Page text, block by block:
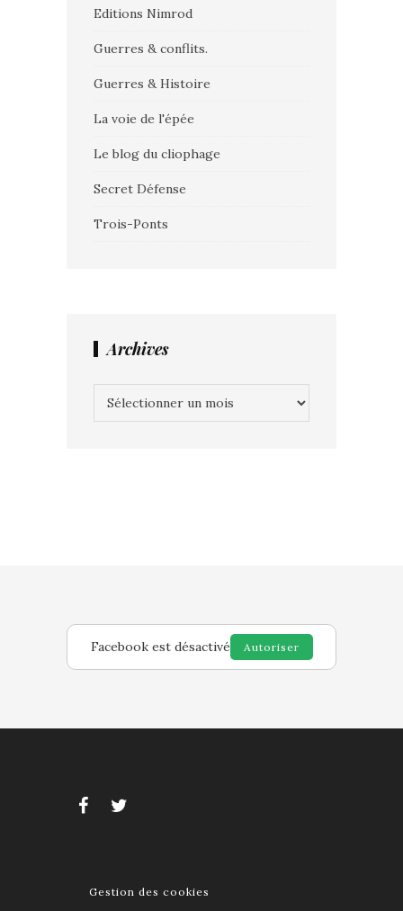
Editions Nimrod
Guerres & conflits.
Guerres & Histoire
La voie de l'épée
Le blog du cliophage
Secret Défense
Trois-Ponts
Archives
Facebook est désactivé Autoriser
Gestion des cookies